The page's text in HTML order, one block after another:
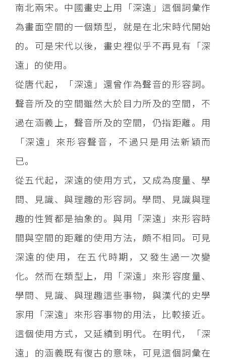
南北兩宋。中國畫史上用「深遠」這個詞彙作
為畫面空間的一個類型，就是在北宋時代開始
的。可是宋代以後，畫史裡似乎不再見有「深
遠」的使用。
從唐代起，「深遠」還曾作為聲音的形容詞。
聲音所及的空間雖然大於目力所及的空間，不
過在涵義上，聲音所及的空間，仍指距離。用
「深遠」來形容聲音，不過只是用法新穎而
已。
從五代起，深遠的使用方式，又成為度量、學
問、見識、與理趣的形容詞。學問、見識與理
趣的性質都是抽象的。與用「深遠」來形容時
間與空間的距離的使用方法，頗不相同。可見
深遠的使用，在五代時期，又發生過一次變
化。然而在類型上，用「深遠」來形容度量、
學問、見識、與理趣這些事物，與漢代的史學
家用「深遠」來形容事物的用法，比較接近。
這個使用方式，又延續到明代。在明代，「深
遠」的涵義既有復古的意味，可見這個詞彙在